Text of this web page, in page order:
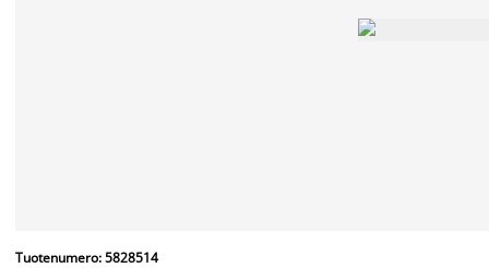
Tuotenumero: 5828514